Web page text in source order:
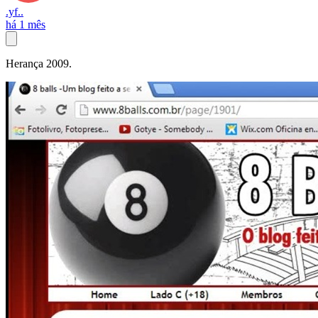
.yf..
há 1 mês
Herança 2009.